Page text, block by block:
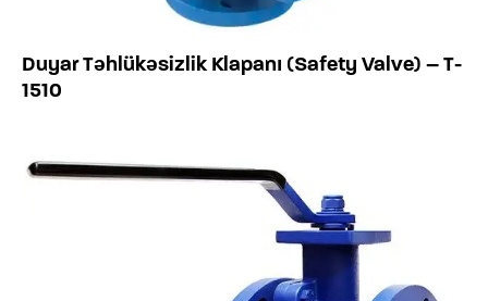
Duyar Təhlükəsizlik Klapanı (Safety Valve) – T-
1510